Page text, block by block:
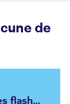
de
flash...